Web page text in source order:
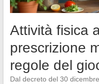
Attività fisica
prescrizione
regole del
Dal decreto del 30